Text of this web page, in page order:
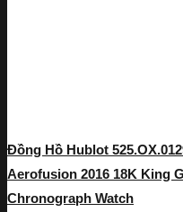
Đồng Hồ Hublot
Aerofusion 2016 18K King
Chronograph Watch